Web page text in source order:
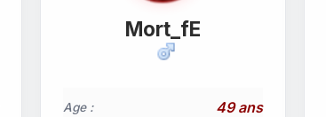
Mort_fE
Age : 49 ans